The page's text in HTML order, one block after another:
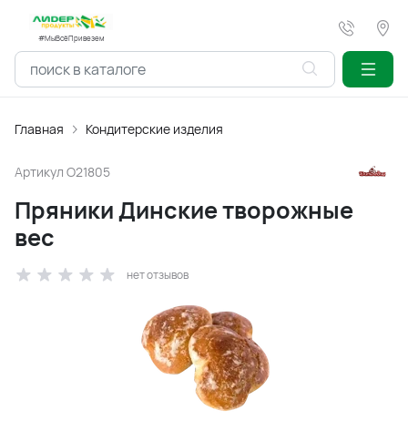
#МыВсёПривезем
Главная Кондитерские изделия
Артикул O21805
Пряники Динские творожные
вес
нет отзывов